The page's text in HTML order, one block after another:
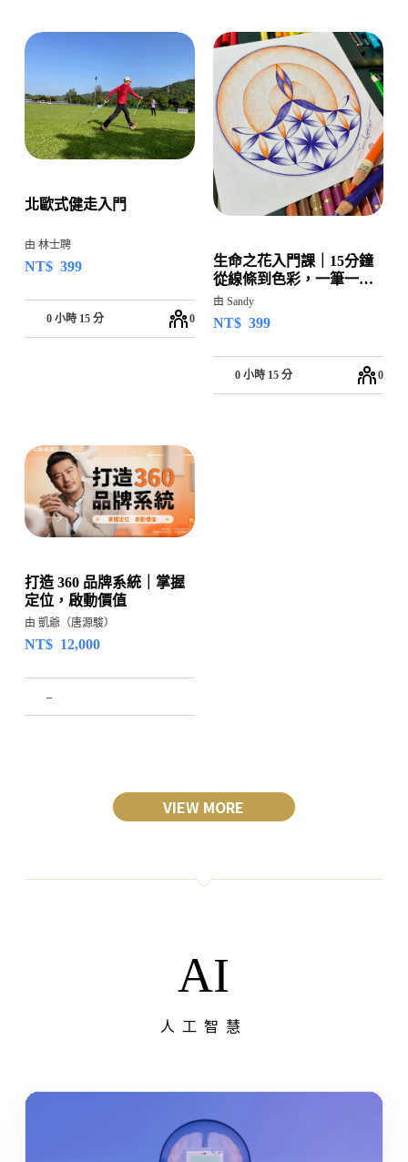
北歐式健走入門
由 林士聘
NT$ 399
0 小時 15 分 0
生命之花入門課｜15分鐘
從線條到色彩，一筆一畫
回到自己
由 Sandy
NT$ 399
0 小時 15 分 0
打造 360 品牌系統｜掌握
定位，啟動價值
由 凱爺（唐源駿）
NT$ 12,000
–
VIEW MORE
AI
人工智慧